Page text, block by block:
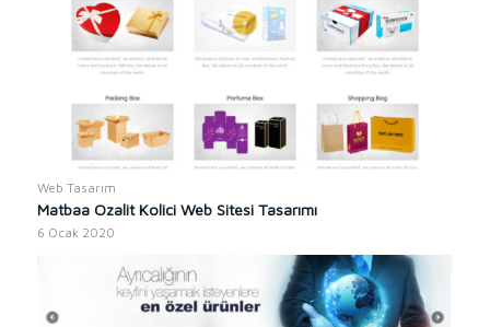
Web Tasarım
Matbaa Ozalit Kolici Web Sitesi Tasarımı
6 Ocak 2020